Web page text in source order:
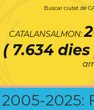
Buscar ciutat de
CATALANSALMON:
( 7.634 dies
2005-2025: